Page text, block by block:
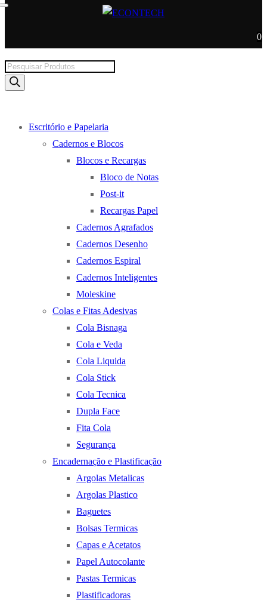
0
Products
search
Escritório e Papelaria
Cadernos e Blocos
Blocos e Recargas
Bloco de Notas
Post-it
Recargas Papel
Cadernos Agrafados
Cadernos Desenho
Cadernos Espiral
Cadernos Inteligentes
Moleskine
Colas e Fitas Adesivas
Cola Bisnaga
Cola e Veda
Cola Liquida
Cola Stick
Cola Tecnica
Dupla Face
Fita Cola
Segurança
Encadernação e Plastificação
Argolas Metalicas
Argolas Plastico
Baguetes
Bolsas Termicas
Capas e Acetatos
Papel Autocolante
Pastas Termicas
Plastificadoras